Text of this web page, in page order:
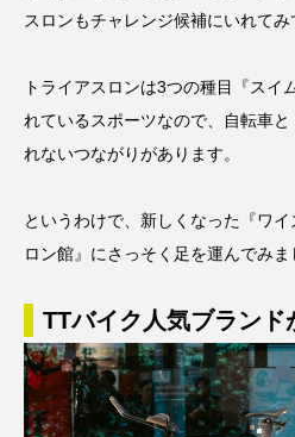
スロンもチャレンジ候補にいれてみ
トライアスロンは3つの種目『スイ
れているスポーツなので、自転車
れないつながりがあります。
というわけで、新しくなった『ワ
ロン館』にさっそく足を運んでみま
TTバイク人気ブランド